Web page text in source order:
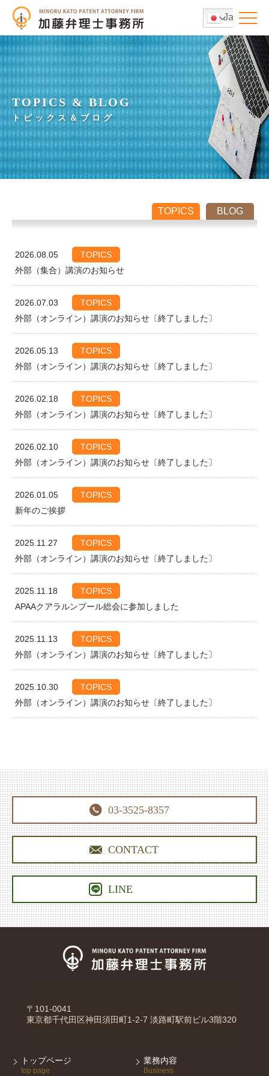
Japanese
TOPICS & BLOG
トピックス＆ブログ
TOPICS BLOG
2026.08.05
TOPICS
外部（集合）講演のお知らせ
2026.07.03
TOPICS
外部（オンライン）講演のお知らせ〔終了しました〕
2026.05.13
TOPICS
外部（オンライン）講演のお知らせ〔終了しました〕
2026.02.18
TOPICS
外部（オンライン）講演のお知らせ〔終了しました〕
2026.02.10
TOPICS
外部（オンライン）講演のお知らせ〔終了しました〕
2026.01.05
TOPICS
新年のご挨拶
2025.11.27
TOPICS
外部（オンライン）講演のお知らせ〔終了しました〕
2025.11.18
TOPICS
APAAクアラルンプール総会に参加しました
2025.11.13
TOPICS
外部（オンライン）講演のお知らせ〔終了しました〕
2025.10.30
TOPICS
外部（オンライン）講演のお知らせ〔終了しました〕
 03-3525-8357
 CONTACT
 LINE
〒101-0041
東京都千代田区神田須田町1-2-7 淡路町駅前ビル3階320
トップページ
top page
業務内容
Business